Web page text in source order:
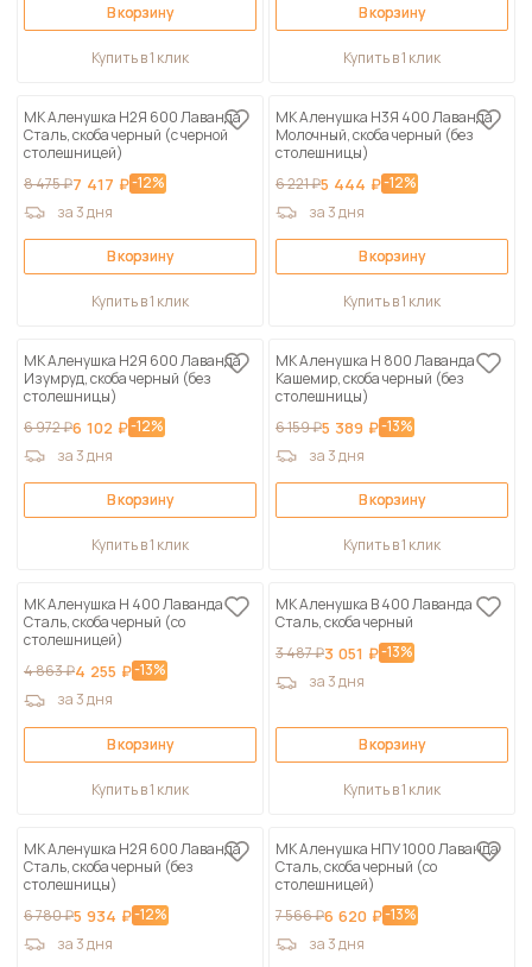
В корзину
Купить в 1 клик
В корзину
Купить в 1 клик
МК Аленушка Н2Я 600 Лаванда
Сталь, скоба черный (с черной
столешницей)
8 475 ₽7 417 ₽-12%
за 3 дня
В корзину
Купить в 1 клик
МК Аленушка Н3Я 400 Лаванда
Молочный, скоба черный (без
столешницы)
6 221 ₽5 444 ₽-12%
за 3 дня
В корзину
Купить в 1 клик
МК Аленушка Н2Я 600 Лаванда
Изумруд, скоба черный (без
столешницы)
6 972 ₽6 102 ₽-12%
за 3 дня
В корзину
Купить в 1 клик
МК Аленушка Н 800 Лаванда
Кашемир, скоба черный (без
столешницы)
6 159 ₽5 389 ₽-13%
за 3 дня
В корзину
Купить в 1 клик
МК Аленушка Н 400 Лаванда
Сталь, скоба черный (со
столешницей)
4 863 ₽4 255 ₽-13%
за 3 дня
В корзину
Купить в 1 клик
МК Аленушка В 400 Лаванда
Сталь, скоба черный
3 487 ₽3 051 ₽-13%
за 3 дня
В корзину
Купить в 1 клик
МК Аленушка Н2Я 600 Лаванда
Сталь, скоба черный (без
столешницы)
6 780 ₽5 934 ₽-12%
за 3 дня
МК Аленушка НПУ 1000 Лаванда
Сталь, скоба черный (со
столешницей)
7 566 ₽6 620 ₽-13%
за 3 дня